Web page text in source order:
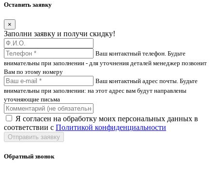
Оставить заявку
×
Заполни заявку и получи скидку!
Ваш контактный телефон. Будьте
внимательны при заполнении - для уточнения деталей менеджер позвонит
Вам по этому номеру
Ваш контактный адрес почты. Будьте
внимательны при заполнении: на этот адрес вам будут направлены
уточняющие письма
Я согласен на обработку моих персональных данных в
соответствии с Политикой конфиденциальности
Отправить заявку
Обратный звонок